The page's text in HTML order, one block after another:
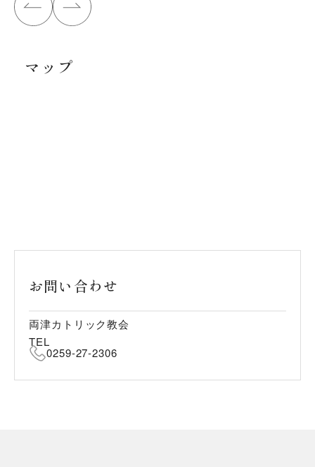
マップ
お問い合わせ
両津カトリック教会
TEL
0259-27-2306